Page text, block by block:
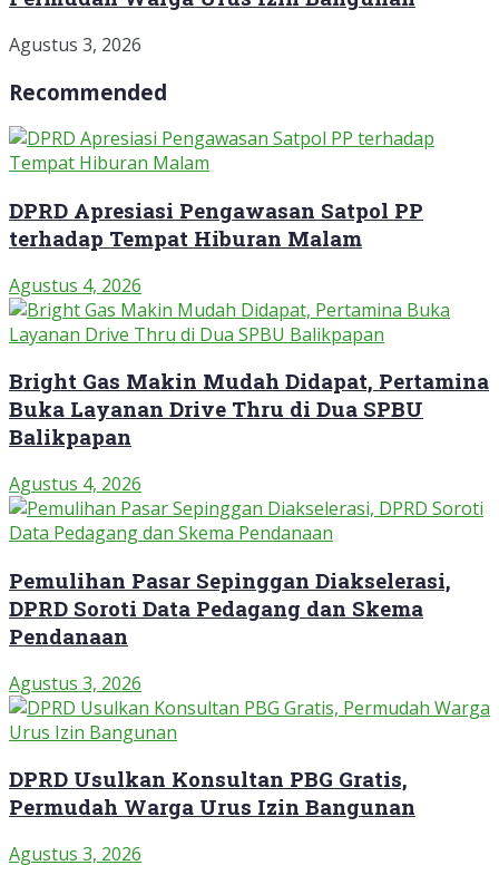
Agustus 3, 2026
Recommended
DPRD Apresiasi Pengawasan Satpol PP
terhadap Tempat Hiburan Malam
Agustus 4, 2026
Bright Gas Makin Mudah Didapat, Pertamina
Buka Layanan Drive Thru di Dua SPBU
Balikpapan
Agustus 4, 2026
Pemulihan Pasar Sepinggan Diakselerasi,
DPRD Soroti Data Pedagang dan Skema
Pendanaan
Agustus 3, 2026
DPRD Usulkan Konsultan PBG Gratis,
Permudah Warga Urus Izin Bangunan
Agustus 3, 2026